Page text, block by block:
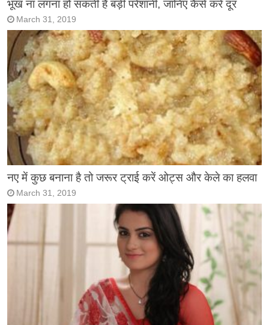
भूख ना लगना हो सकती है बड़ी परेशानी, जानिए कैसे करें दूर
March 31, 2019
नए में कुछ बनाना है तो जरूर ट्राई करें ओट्स और केले का हलवा
March 31, 2019